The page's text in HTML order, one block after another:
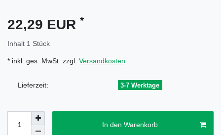
22,29 EUR *
Inhalt 1 Stück
* inkl. ges. MwSt. zzgl. Versandkosten
Lieferzeit: 3-7 Werktage
In den Warenkorb